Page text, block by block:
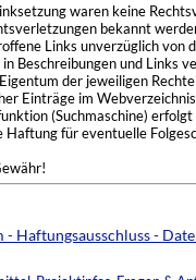
waren keine
bekannt
Links unverzüglich von
Beschreibungen und Links
der jeweiligen
Einträge im
(Suchmaschine)
Haftung für eventuelle
- Haftungsausschluss -